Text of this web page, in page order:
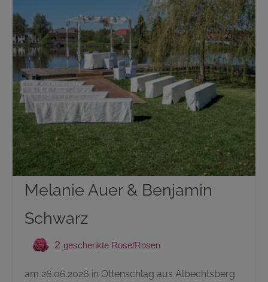
Hochzeiten 2026
Hochzeiten 2025
Hochzeiten 2024
Hochzeiten 2017
Geburten
Staatsbürgerschaft
Sterbefälle
Kontakt
Melanie Auer & Benjamin
Schwarz
2
am 26.06.2026 in Ottenschlag aus Albechtsberg